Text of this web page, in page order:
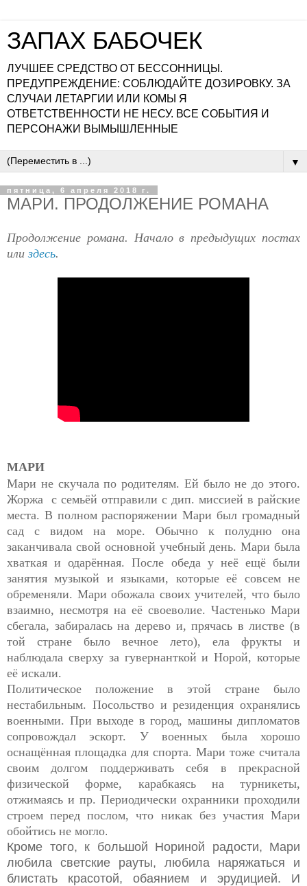
ЗАПАХ БАБОЧЕК
ЛУЧШЕЕ СРЕДСТВО ОТ БЕССОННИЦЫ.
ПРЕДУПРЕЖДЕНИЕ: СОБЛЮДАЙТЕ ДОЗИРОВКУ. ЗА
СЛУЧАИ ЛЕТАРГИИ ИЛИ КОМЫ Я
ОТВЕТСТВЕННОСТИ НЕ НЕСУ. ВСЕ СОБЫТИЯ И
ПЕРСОНАЖИ ВЫМЫШЛЕННЫЕ
▼
пятница, 6 апреля 2018 г.
МАРИ. ПРОДОЛЖЕНИЕ РОМАНА
Продолжение романа. Начало в предыдущих постах
или здесь.
МАРИ
Мари не скучала по родителям. Ей было не до этого.
Жоржа с семьёй отправили с дип. миссией в райские
места. В полном распоряжении Мари был громадный
сад с видом на море. Обычно к полудню она
заканчивала свой основной учебный день. Мари была
хваткая и одарённая. После обеда у неё ещё были
занятия музыкой и языками, которые её совсем не
обременяли. Мари обожала своих учителей, что было
взаимно, несмотря на её своеволие. Частенько Мари
сбегала, забиралась на дерево и, прячась в листве (в
той стране было вечное лето), ела фрукты и
наблюдала сверху за гувернанткой и Норой, которые
её искали.
Политическое положение в этой стране было
нестабильным. Посольство и резиденция охранялись
военными. При выходе в город, машины дипломатов
сопровождал эскорт. У военных была хорошо
оснащённая площадка для спорта. Мари тоже считала
своим долгом поддерживать себя в прекрасной
физической форме, карабкаясь на турникеты,
отжимаясь и пр. Периодически охранники проходили
строем перед послом, что никак без участия Мари
обойтись не могло.
Кроме того, к большой Нориной радости, Мари
любила светские рауты, любила наряжаться и
блистать красотой, обаянием и эрудицией. И